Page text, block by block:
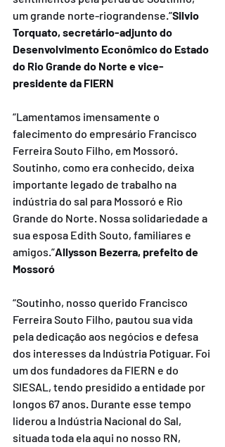
um grande norte-riograndense.”Silvio
Torquato, secretário-adjunto do
Desenvolvimento Econômico do Estado
do Rio Grande do Norte e vice-
presidente da FIERN
“Lamentamos imensamente o
falecimento do empresário Francisco
Ferreira Souto Filho, em Mossoró.
Soutinho, como era conhecido, deixa
importante legado de trabalho na
indústria do sal para Mossoró e Rio
Grande do Norte. Nossa solidariedade a
sua esposa Edith Souto, familiares e
amigos.”Allysson Bezerra, prefeito de
Mossoró
“Soutinho, nosso querido Francisco
Ferreira Souto Filho, pautou sua vida
pela dedicação aos negócios e defesa
dos interesses da Indústria Potiguar. Foi
um dos fundadores da FIERN e do
SIESAL, tendo presidido a entidade por
longos 67 anos. Durante esse tempo
liderou a Indústria Nacional do Sal,
situada toda ela aqui no nosso RN,